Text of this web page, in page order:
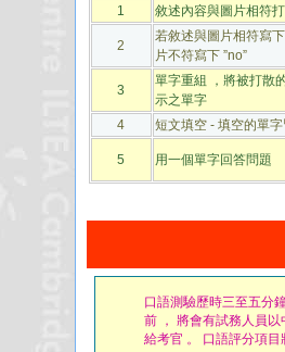
1 敘述內容與圖片相符打
2
若敘述與圖片相符寫
片不符寫下 ”no”
3
單字重組 ，將被打散
示之單字
4
短文填空 - 填空的單
5 用一個單字回答問題
口語測驗歷時三至五分
前 ， 將會有試務人員
給考官 。 口語評分項